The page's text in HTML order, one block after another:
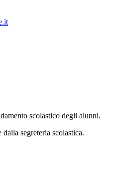
scolastico degli alunni.
segreteria scolastica.